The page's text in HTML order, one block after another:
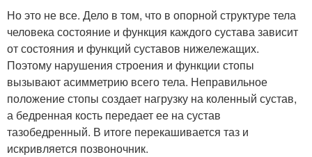
Но это не все. Дело в том, что в опорной структуре тела
человека состояние и функция каждого сустава зависит
от состояния и функций суставов нижележащих.
Поэтому нарушения строения и функции стопы
вызывают асимметрию всего тела. Неправильное
положение стопы создает нагрузку на коленный сустав,
а бедренная кость передает ее на сустав
тазобедренный. В итоге перекашивается таз и
искривляется позвоночник.